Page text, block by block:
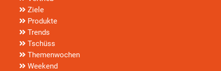
Ziele
Produkte
Trends
Tschüss
Themenwochen
Weekend